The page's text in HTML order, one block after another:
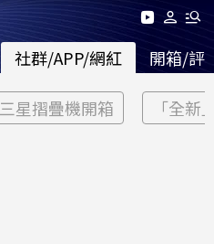
社群/APP/網紅 開箱/評
三星摺疊機開箱 「全新